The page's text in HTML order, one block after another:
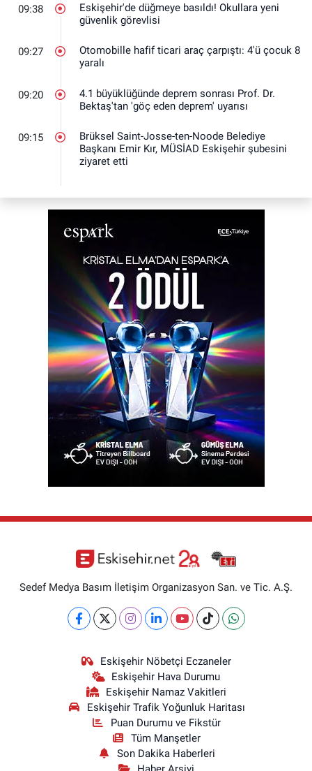
09:38
Eskişehir'de düğmeye basıldı! Okullara yeni
güvenlik görevlisi
09:27
Otomobille hafif ticari araç çarpıştı: 4'ü çocuk 8
yaralı
09:20
4.1 büyüklüğünde deprem sonrası Prof. Dr.
Bektaş'tan 'göç eden deprem' uyarısı
09:15
Brüksel Saint-Josse-ten-Noode Belediye
Başkanı Emir Kır, MÜSİAD Eskişehir şubesini
ziyaret etti
Sedef Medya Basım İletişim Organizasyon San. ve Tic. A.Ş.
Eskişehir Nöbetçi Eczaneler
Eskişehir Hava Durumu
Eskişehir Namaz Vakitleri
Eskişehir Trafik Yoğunluk Haritası
Puan Durumu ve Fikstür
Tüm Manşetler
Son Dakika Haberleri